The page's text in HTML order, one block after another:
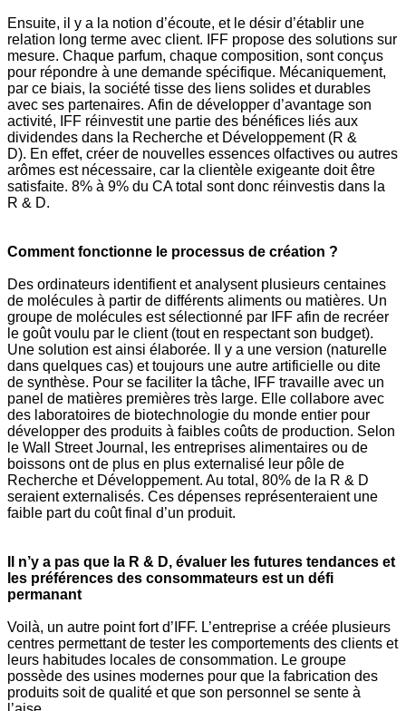
Ensuite, il y a la notion d’écoute, et le désir d’établir une
relation long terme avec client. IFF propose des solutions sur
mesure. Chaque parfum, chaque composition, sont conçus
pour répondre à une demande spécifique. Mécaniquement,
par ce biais, la société tisse des liens solides et durables
avec ses partenaires. Afin de développer d’avantage son
activité, IFF réinvestit une partie des bénéfices liés aux
dividendes dans la Recherche et Développement (R &
D). En effet, créer de nouvelles essences olfactives ou autres
arômes est nécessaire, car la clientèle exigeante doit être
satisfaite. 8% à 9% du CA total sont donc réinvestis dans la
R & D.
Comment fonctionne le processus de création ?
Des ordinateurs identifient et analysent plusieurs centaines
de molécules à partir de différents aliments ou matières. Un
groupe de molécules est sélectionné par IFF afin de recréer
le goût voulu par le client (tout en respectant son budget).
Une solution est ainsi élaborée. Il y a une version (naturelle
dans quelques cas) et toujours une autre artificielle ou dite
de synthèse. Pour se faciliter la tâche, IFF travaille avec un
panel de matières premières très large. Elle collabore avec
des laboratoires de biotechnologie du monde entier pour
développer des produits à faibles coûts de production. Selon
le Wall Street Journal, les entreprises alimentaires ou de
boissons ont de plus en plus externalisé leur pôle de
Recherche et Développement. Au total, 80% de la R & D
seraient externalisés. Ces dépenses représenteraient une
faible part du coût final d’un produit.
Il n’y a pas que la R & D, évaluer les futures tendances et
les préférences des consommateurs est un défi
permanant
Voilà, un autre point fort d’IFF. L’entreprise a créée plusieurs
centres permettant de tester les comportements des clients et
leurs habitudes locales de consommation. Le groupe
possède des usines modernes pour que la fabrication des
produits soit de qualité et que son personnel se sente à